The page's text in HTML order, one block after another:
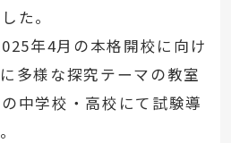
た。
年4月の本格開校に向け
多様な探究テーマの教室
中学校・高校にて試験導